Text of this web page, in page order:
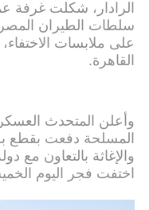
الرادار، شكلت غرفة
سلطات الطيران
على ملابسات
القاهرة.
وأعلن المتحدث
المسلحة دفعت بقطع
والإغاثة بالتعاون مع
اختفت فجر اليوم